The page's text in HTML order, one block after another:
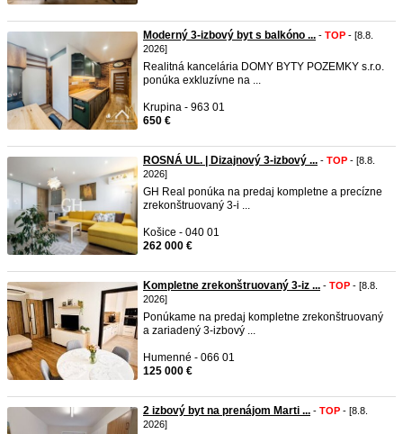
Moderný 3-izbový byt s balkóno ... - TOP - [8.8.
2026]
Realitná kancelária DOMY BYTY POZEMKY s.r.o.
ponúka exkluzívne na ...
Krupina - 963 01
650 €
ROSNÁ UL. | Dizajnový 3-izbový ... - TOP - [8.8.
2026]
GH Real ponúka na predaj kompletne a precízne
zrekonštruovaný 3-i ...
Košice - 040 01
262 000 €
Kompletne zrekonštruovaný 3-iz ... - TOP - [8.8.
2026]
Ponúkame na predaj kompletne zrekonštruovaný
a zariadený 3-izbový ...
Humenné - 066 01
125 000 €
2 izbový byt na prenájom Marti ... - TOP - [8.8.
2026]